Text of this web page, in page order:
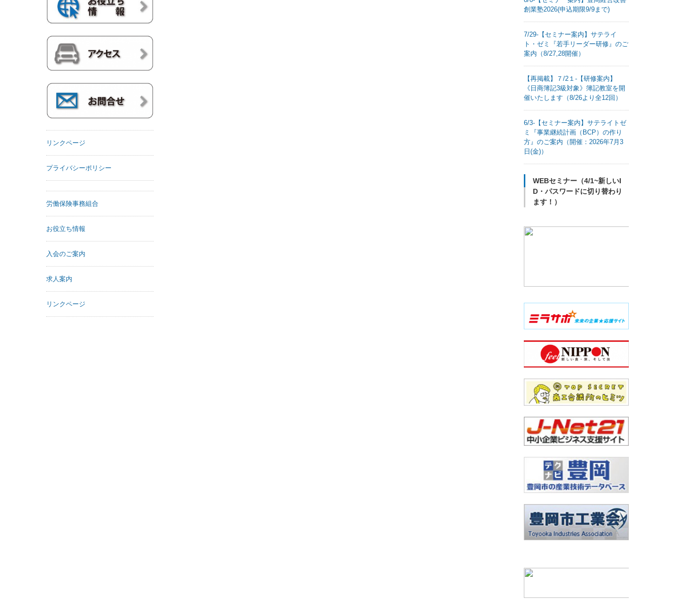
リンクページ
プライバシーポリシー
労働保険事務組合
お役立ち情報
入会のご案内
求人案内
リンクページ
創業塾2026(申込期限9/9まで)
7/29-【セミナー案内】サテライ
ト・ゼミ『若手リーダー研修』のご
案内（8/27,28開催）
【再掲載】７/2１-【研修案内】
《日商簿記3級対象》簿記教室を開
催いたします（8/26より全12回）
6/3-【セミナー案内】サテライトゼ
ミ『事業継続計画（BCP）の作り
方』のご案内（開催：2026年7月3
日(金)）
WEBセミナー（4/1~新しいI
D・パスワードに切り替わり
ます！）